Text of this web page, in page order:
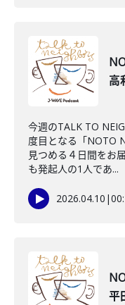
高
今週のTALK TO
度目となる「NOTO
見つめる４日間をお
も発起人の1人であ...
2026.04.10 |
平